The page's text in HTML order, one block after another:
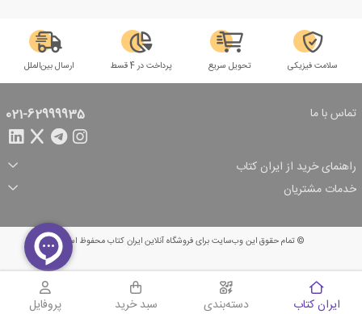
سلامت فیزیکی تحویل سریع پرداخت در 4 قسط ارسال بین‌الملل
تماس با ما 021-62999935
راهنمای خرید از ایران کتاب
ثبت سفارش
شرایط ارسال سفارش
شیوه پرداخت
تخفیف‌های خرید
خدمات مشتریان
© تمام حقوق این وب‌سایت برای فروشگاه آنلاین ایران کتاب محفوظ است.
ایران کتاب دسته‌بندی
سبد خرید
سبد خرید پروفایل